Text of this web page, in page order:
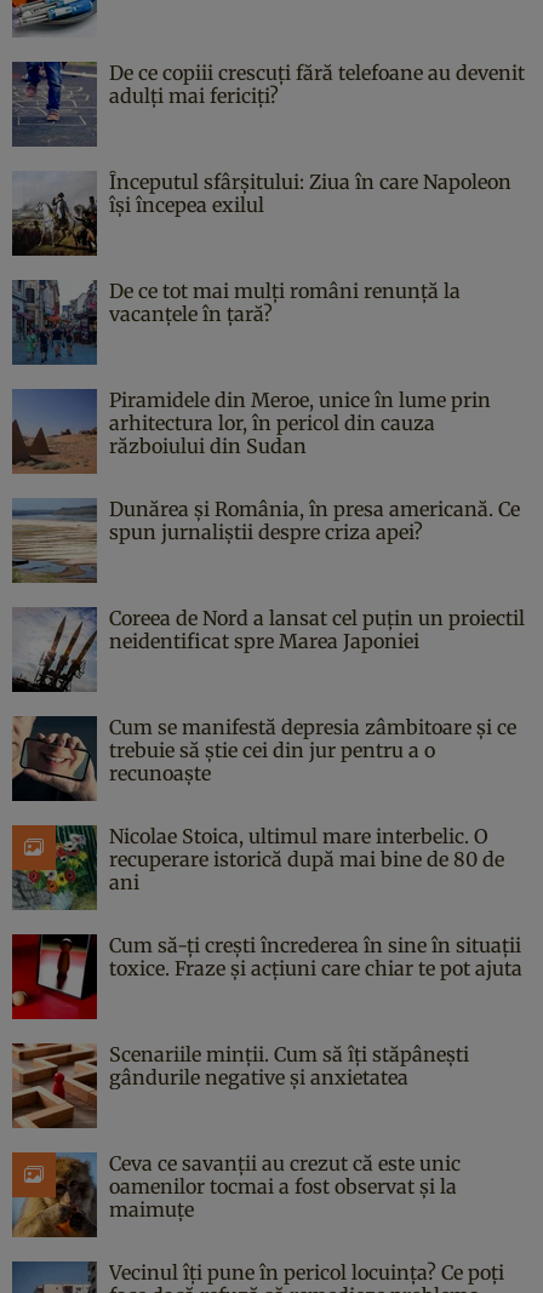
De ce copiii crescuți fără telefoane au devenit
adulți mai fericiți?
Începutul sfârşitului: Ziua în care Napoleon
îşi începea exilul
De ce tot mai mulți români renunță la
vacanțele în țară?
Piramidele din Meroe, unice în lume prin
arhitectura lor, în pericol din cauza
războiului din Sudan
Dunărea și România, în presa americană. Ce
spun jurnaliștii despre criza apei?
Coreea de Nord a lansat cel puțin un proiectil
neidentificat spre Marea Japoniei
Cum se manifestă depresia zâmbitoare și ce
trebuie să știe cei din jur pentru a o
recunoaște
Nicolae Stoica, ultimul mare interbelic. O
recuperare istorică după mai bine de 80 de
ani
Cum să-ți crești încrederea în sine în situații
toxice. Fraze și acțiuni care chiar te pot ajuta
Scenariile minții. Cum să îți stăpânești
gândurile negative și anxietatea
Ceva ce savanții au crezut că este unic
oamenilor tocmai a fost observat și la
maimuțe
Vecinul îți pune în pericol locuința? Ce poți